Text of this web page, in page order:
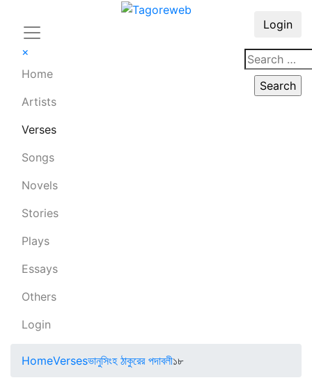
×
Home
Artists
Verses
Songs
Novels
Stories
Plays
Essays
Others
Login
Login
HomeVersesভানুসিংহ ঠাকুরের পদাবলী১৮